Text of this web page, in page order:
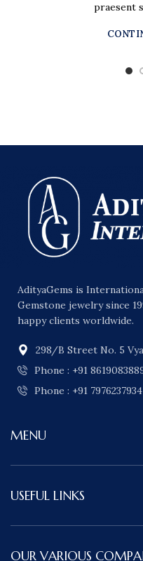
praesent
AdityaGems is
Gemstone jewelry since
happy clients worldwide.
298/B Street No. 5
Phone : +91
Phone : +91 7976237934
MENU
USEFUL LINKS
OUR VARIOUS